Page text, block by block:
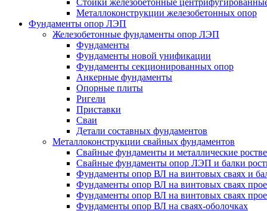
Металлоконструкции железобетонных опор
Фундаменты опор ЛЭП
Железобетонные фундаменты опор ЛЭП
Фундаменты
Фундаменты новой унификации
Фундаменты секционированных опор
Анкерные фундаменты
Опорные плиты
Ригели
Приставки
Сваи
Детали составных фундаментов
Металлоконструкции свайных фундаментов
Свайные фундаменты и металлические
Свайные фундаменты опор ЛЭП и балки
Фундаменты опор ВЛ на винтовых сваях и
Фундаменты опор ВЛ на винтовых сваях
Фундаменты опор ВЛ на винтовых сваях
Фундаменты опор ВЛ на сваях-оболочках